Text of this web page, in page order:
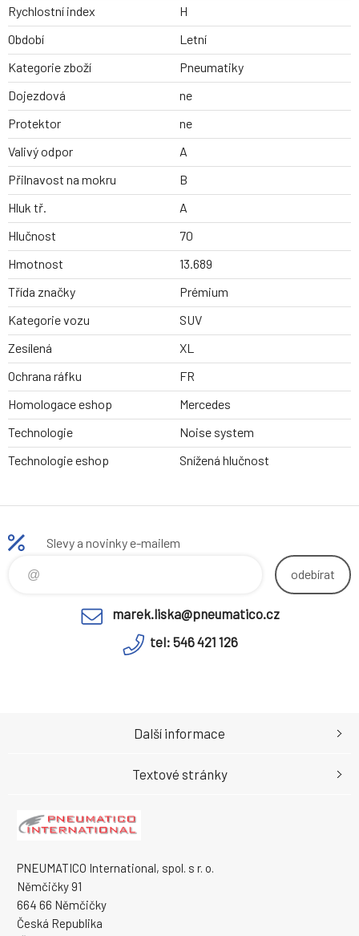
Rychlostní index
H
Období
Letní
Kategorie zboží
Pneumatiky
Dojezdová
ne
Protektor
ne
Valivý odpor
A
Přilnavost na mokru
B
Hluk tř.
A
Hlučnost
70
Hmotnost
13.689
Třída značky
Prémium
Kategorie vozu
SUV
Zesílená
XL
Ochrana ráfku
FR
Homologace eshop
Mercedes
Technologie
Noise system
Technologie eshop
Snížená hlučnost
Slevy a novinky e-mailem
odebírat
marek.liska@pneumatico.cz
tel: 546 421 126
PNEUMATICO International, spol. s r. o.
Němčičky 91
664 66 Němčičky
Česká Republika
Další informace
Textové stránky